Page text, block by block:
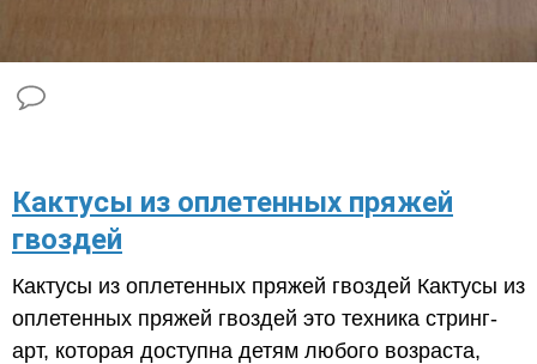
​Кактусы из оплетенных пряжей
гвоздей
Кактусы из оплетенных пряжей гвоздей Кактусы из
оплетенных пряжей гвоздей это техника стринг-
арт, которая доступна детям любого возраста,